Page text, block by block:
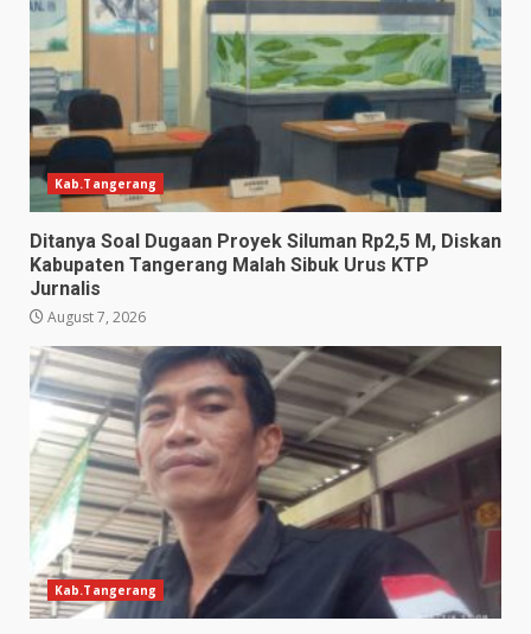
Kab.Tangerang
Ditanya Soal Dugaan Proyek Siluman Rp2,5 M, Diskan
Kabupaten Tangerang Malah Sibuk Urus KTP
Jurnalis
August 7, 2026
Kab.Tangerang